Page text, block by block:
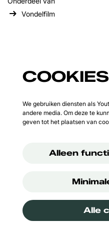
Vondelfilm
COOKIES
We gebruiken diensten als
andere media. Om deze te
geven tot het plaatsen van
Alleen
Alle